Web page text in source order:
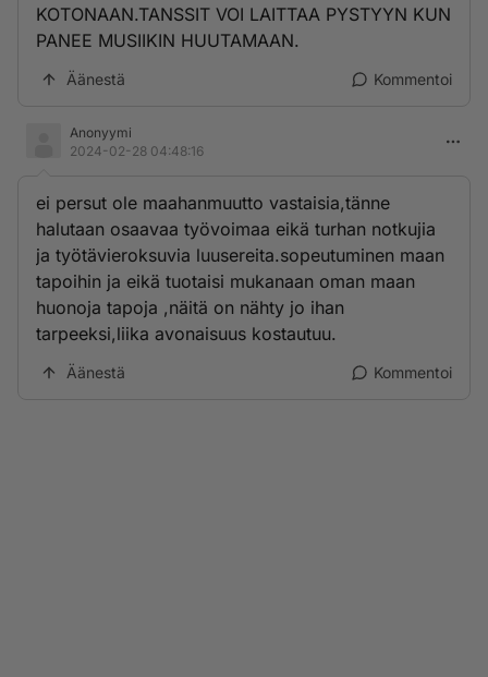
KOTONAAN.TANSSIT VOI LAITTAA PYSTYYN KUN
PANEE MUSIIKIN HUUTAMAAN.
Äänestä Kommentoi
Anonyymi
2024-02-28 04:48:16
ei persut ole maahanmuutto vastaisia,tänne
halutaan osaavaa työvoimaa eikä turhan notkujia
ja työtävieroksuvia luusereita.sopeutuminen maan
tapoihin ja eikä tuotaisi mukanaan oman maan
huonoja tapoja ,näitä on nähty jo ihan
tarpeeksi,liika avonaisuus kostautuu.
Äänestä Kommentoi